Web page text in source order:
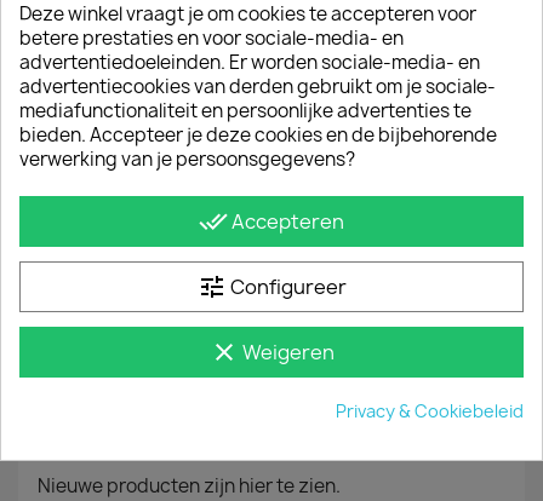
Kies een merk, model en bouwjaar en klik op
ZOEKEN
Alle merken
Zoeken
Nieuwe producten zijn hier te zien.
Deze winkel vraagt je om cookies te accepteren voor
betere prestaties en voor sociale-media- en
advertentiedoeleinden. Er worden sociale-media- en
advertentiecookies van derden gebruikt om je sociale-
mediafunctionaliteit en persoonlijke advertenties te
bieden. Accepteer je deze cookies en de bijbehorende
verwerking van je persoonsgegevens?
done_allAccepteren
tune Configureer
clear Weigeren
Privacy & Cookiebeleid